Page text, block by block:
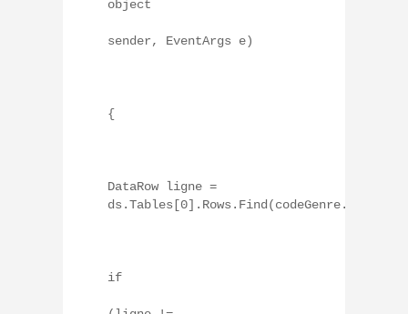
object
sender, EventArgs e)
{
DataRow ligne =
ds.Tables[0].Rows.Find(codeGenre.Text);
if